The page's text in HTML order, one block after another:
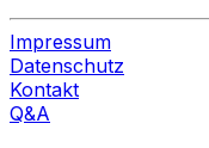
Impressum
Datenschutz
Kontakt
Q&A